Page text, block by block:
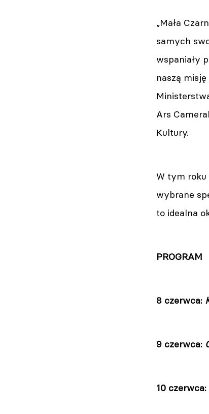
„Mała
samych
wspaniały
naszą
Ars
Kultury.
W tym
wybrane
to idealna
PROGRAM
8 czerwca:
9 czerwca:
10 czerwca: